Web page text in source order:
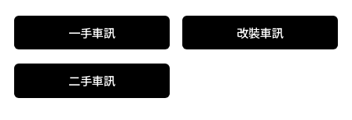
一手車訊 改裝車訊
二手車訊